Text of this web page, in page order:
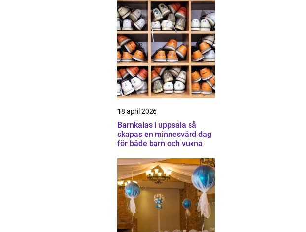
18 april 2026
Barnkalas i uppsala så
skapas en minnesvärd dag
för både barn och vuxna